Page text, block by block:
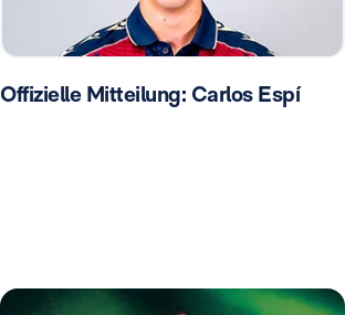
Offizielle Mitteilung: Carlos Espí